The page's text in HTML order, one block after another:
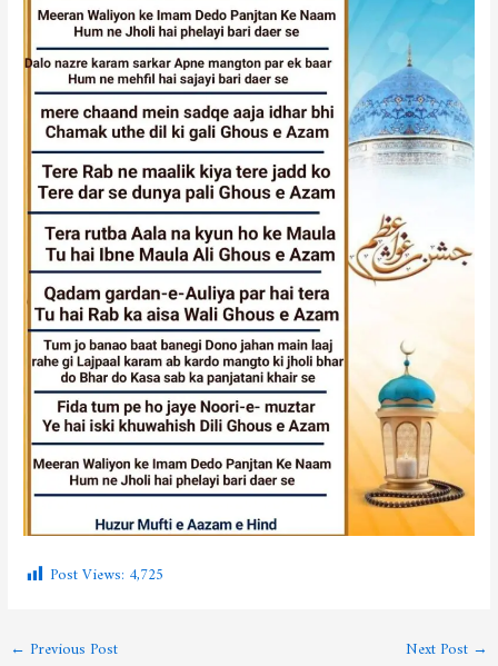
Post Views:4,725
← Previous Post Next Post→